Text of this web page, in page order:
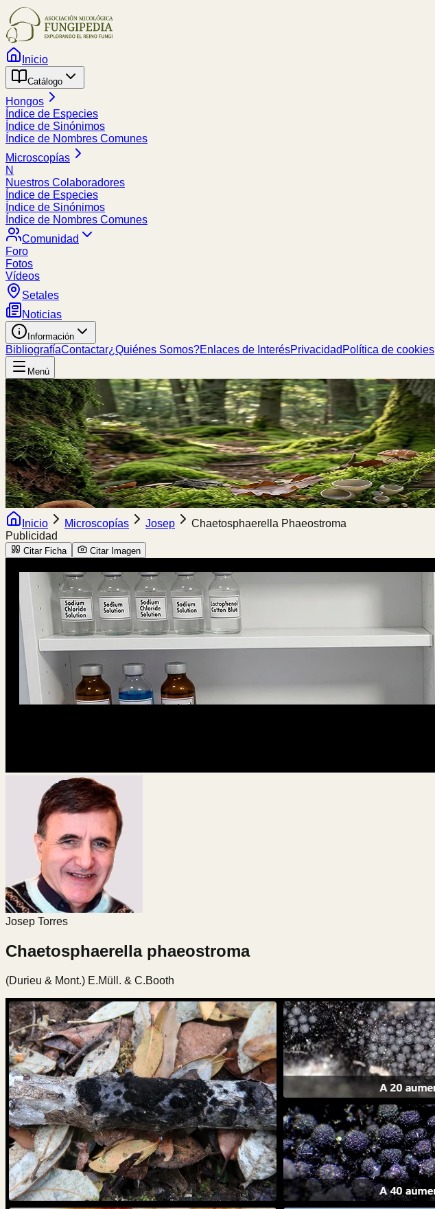
Inicio
Catálogo
Hongos
Índice de Especies
Índice de Sinónimos
Índice de Nombres Comunes
Microscopías
N
Nuestros Colaboradores
Índice de Especies
Índice de Sinónimos
Índice de Nombres Comunes
Comunidad
Foro
Fotos
Vídeos
Setales
Noticias
Información
BibliografíaContactar¿Quiénes Somos?Enlaces de InterésPrivacidad Política de cookies
Menú
Inicio Microscopías Josep
Chaetosphaerella Phaeostroma
Publicidad
Citar Ficha Citar Imagen
Josep Torres
Chaetosphaerella phaeostroma
(Durieu & Mont.) E.Müll. & C.Booth